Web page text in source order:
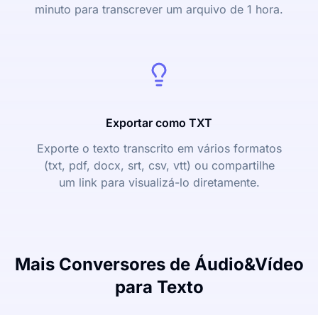
minuto para transcrever um arquivo de 1 hora.
Exportar como TXT
Exporte o texto transcrito em vários formatos
(txt, pdf, docx, srt, csv, vtt) ou compartilhe
um link para visualizá-lo diretamente.
Mais Conversores de Áudio&Vídeo
para Texto